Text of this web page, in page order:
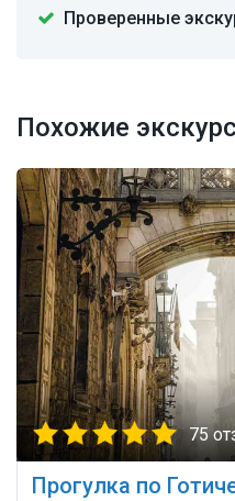
Проверенные
Похожие
75
Прогулка по